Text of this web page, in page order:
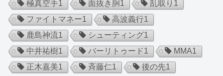
極真空手1 面抜き胴 1 乱取り 1
ファイトマネー1 高波義行1
鹿島神流1 シューティング1
中井祐樹1 バーリトゥード1 MMA1
正木嘉美1 斉藤仁1 後の先1